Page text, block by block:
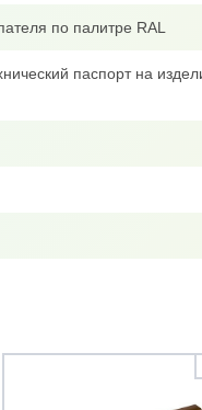
по палитре RAL
паспорт на